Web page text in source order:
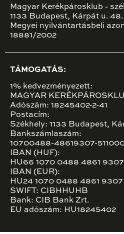
Magyar Kerékpárosklub -
1133 Budapest, Kárpát u. 48.
Megyei nyilvántartásbeli
18881/2002
TÁMOGATÁS:
1% kedvezményezett:
MAGYAR
Adószám: 18245402-2-41
Postacím:
Székhely: 1133 Budapest,
Bankszámlaszám:
10700488-48619307-
IBAN (HUF):
HU66 1070 0488 4861
IBAN (EUR):
HU24 1070 0488 4861
SWIFT: CIBHHUHB
Bank: CIB Bank Zrt.
EU adószám: HU18245402